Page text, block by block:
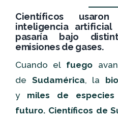
Científicos
inteligencia
pasaría bajo
emisiones de gases.
Cuando el fuego
de Sudamérica, la
y miles de
futuro. Científicos de